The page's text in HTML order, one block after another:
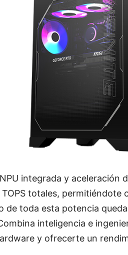
integrada y aceleración
totales, permitiéndote
de toda esta potencia
inteligencia e
y ofrecerte un